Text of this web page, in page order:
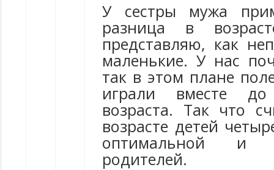
У сестры мужа
разница в
представляю, как
маленькие. У нас
так в этом плане
играли вместе до
возраста. Так что
возрасте детей
оптимальной и
родителей.